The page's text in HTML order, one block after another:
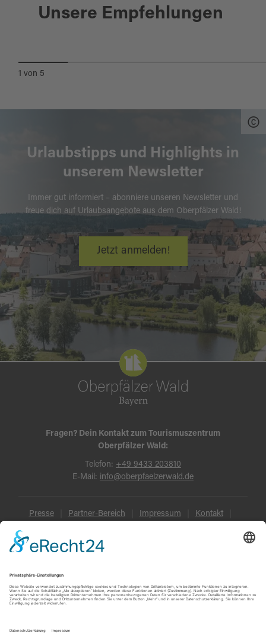
Unsere Empfehlungen
Neustadt a.d. Waldnaab
1 von 5
Urlaubstipps und Highlights in
unserem Newsletter
Immer gut informiert – abonniere unseren Newsletter und
freue dich auf Urlaubsangebote aus dem Oberpfälzer Wald!
Jetzt anmelden!
Fragen? Dein Kontakt zum Tourismuszentrum
Oberpfälzer Wald:
Telefon: +49 9433 203810
E-Mail: info@oberpfaelzerwald.de
Presse Partner-Bereich Impressum Kontakt
Datenschutz